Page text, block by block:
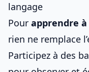
langage
Pour apprendre
rien ne remplace
Participez à des